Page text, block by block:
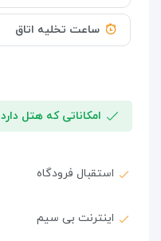
ساعت تخلیه اتاق
امکاناتی که هتل دارد
استقبال فرودگاه
اینترنت بی سیم